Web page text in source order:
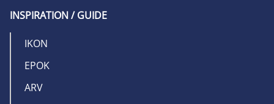
INSPIRATION / GUIDE
IKON
EPOK
ARV